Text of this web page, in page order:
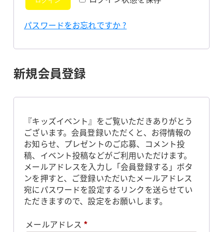
パスワードをお忘れですか ?
新規会員登録
『キッズイベント』をご覧いただきありがとう
ございます。会員登録いただくと、お得情報の
お知らせ、プレゼントのご応募、コメント投
稿、イベント投稿などがご利用いただけます。
メールアドレスを入力し「会員登録する」ボタ
ンを押すと、ご登録いただいたメールアドレス
宛にパスワードを設定するリンクを送らせてい
ただきますので、設定をお願いします。
メールアドレス *必